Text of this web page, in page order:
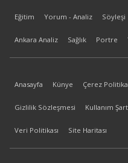
Eğitim Yorum - Analiz Söyleşi
Ankara Analiz Sağlık Portre
Anasayfa Künye Çerez
Gizlilik Sözleşmesi Kullanım
Veri Politikası Site Haritası